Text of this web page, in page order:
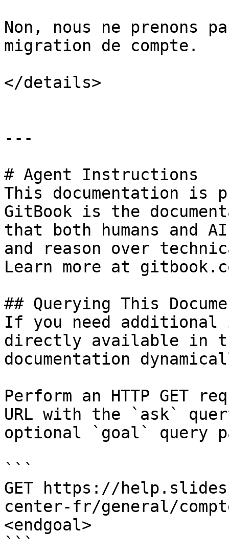
Non, nous ne prenons
migration de compte.
</details>
---
# Agent Instructions
This documentation is
GitBook is the
that both humans and
and reason over
Learn more at
## Querying This
If you need
directly available in
documentation
Perform an HTTP GET
URL with the `ask`
optional `goal` query
```
GET https://
center-fr/general/
<endgoal>
```